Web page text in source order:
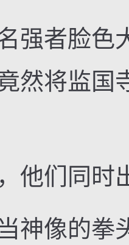
者脸色
然将监国
们同时
像的拳